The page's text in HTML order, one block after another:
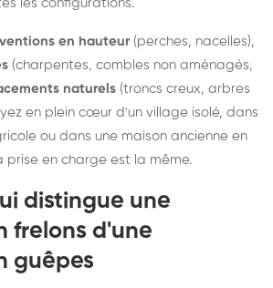
les configurations.
en hauteur (perches, nacelles),
(charpentes, combles non aménagés,
naturels (troncs creux, arbres
en plein cœur d'un village isolé, dans
ou dans une maison ancienne en
en charge est la même.
distingue une
frelons d'une
guêpes